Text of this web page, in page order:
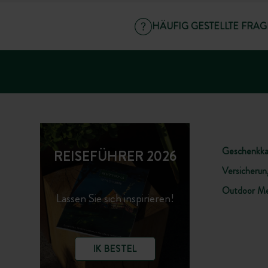
HÄUFIG GESTELLTE
REISEFÜHRER 2026
Lassen Sie sich inspirieren!
IK BESTEL
Outdoor